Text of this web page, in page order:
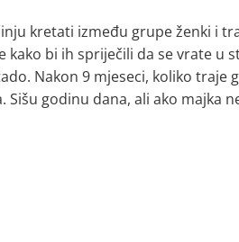
kretati između grupe ženki i
bi ih spriječili da se vrate u
Nakon 9 mjeseci, koliko traje
godinu dana, ali ako majka